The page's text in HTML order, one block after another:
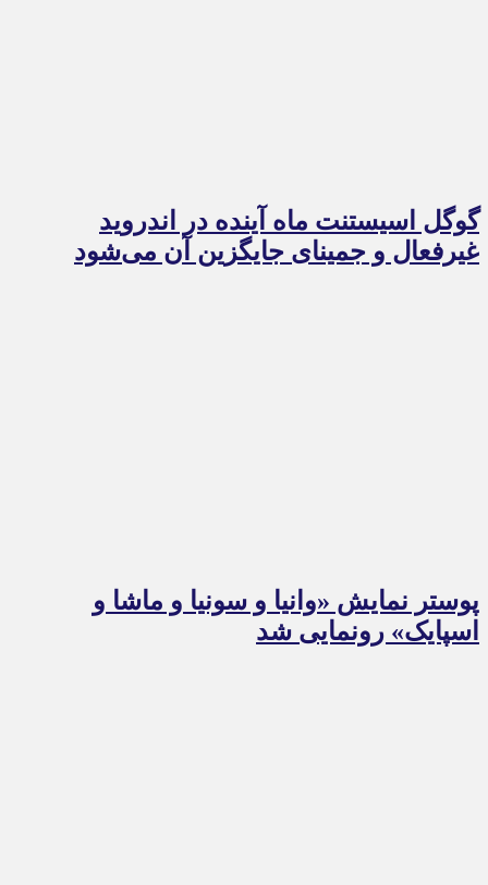
گوگل اسیستنت ماه آینده در اندروید
غیرفعال و جمینای جایگزین آن می‌شود
پوستر نمایش «وانیا و سونیا و ماشا و
اسپایک» رونمایی شد